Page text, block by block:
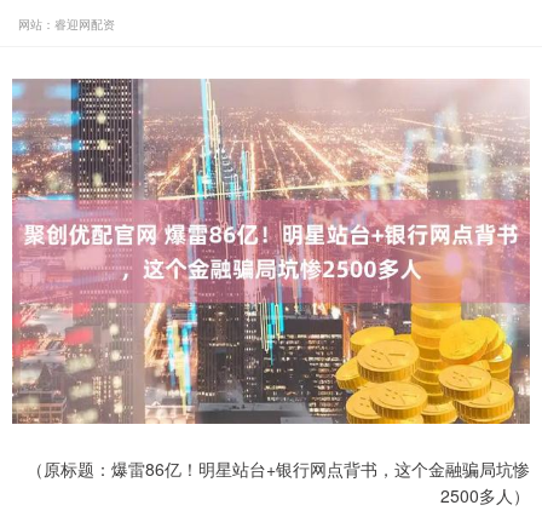
网站：睿迎网配资
（原标题：爆雷86亿！明星站台+银行网点背书，这个金融骗局坑惨
2500多人）